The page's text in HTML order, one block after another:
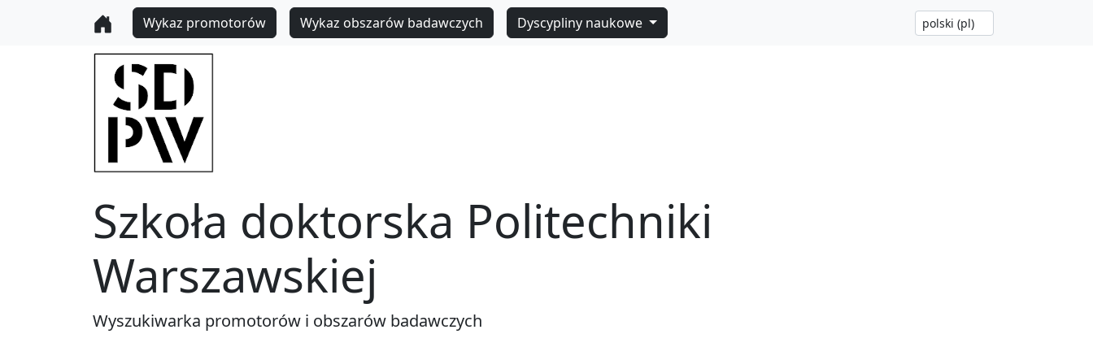
Wykaz promotorów Wykaz obszarów badawczych Dyscypliny naukowe
Szkoła doktorska Politechniki
Warszawskiej
Wyszukiwarka promotorów i obszarów badawczych